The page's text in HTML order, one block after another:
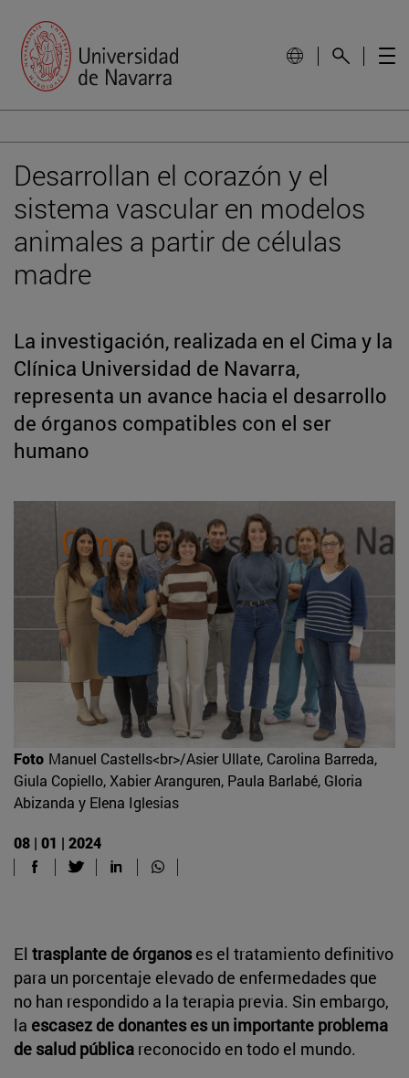
Desarrollan el corazón y el
sistema vascular en modelos
animales a partir de células
madre
La investigación, realizada en el Cima y la
Clínica Universidad de Navarra,
representa un avance hacia el desarrollo
de órganos compatibles con el ser
humano
Foto Manuel Castells<br>/Asier Ullate, Carolina Barreda,
Giula Copiello, Xabier Aranguren, Paula Barlabé, Gloria
Abizanda y Elena Iglesias
08 | 01 | 2024
El trasplante de órganoses el tratamiento definitivo
para un porcentaje elevado de enfermedades que
no han respondido a la terapia previa. Sin embargo,
la escasez de donantes es un importante problema
de salud pública reconocido en todo el mundo.